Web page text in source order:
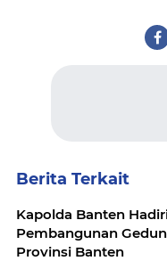
Berita Terkait
Kapolda Banten
Pembangunan
Provinsi Banten